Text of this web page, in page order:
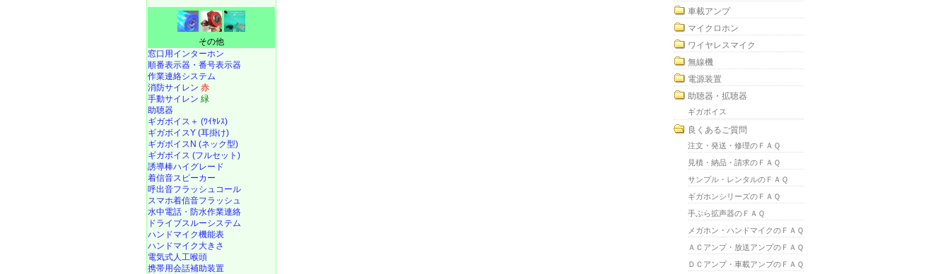
その他
窓口用インターホン
順番表示器・番号表示器
作業連絡システム
消防サイレン 赤
手動サイレン 緑
助聴器
ギガボイス＋ (ﾜｲﾔﾚｽ)
ギガボイスY (耳掛け)
ギガボイスN (ネック型)
ギガボイス (フルセット)
誘導棒ハイグレード
着信音スピーカー
呼出音フラッシュコール
スマホ着信音フラッシュ
水中電話 ・ 防水作業連絡
ドライブスルーシステム
ハンドマイク機能表
ハンドマイク大きさ
電気式人工喉頭
携帯用会話補助装置
車載アンプ
マイクロホン
ワイヤレスマイク
無線機
電源装置
助聴器・拡聴器
ギガボイス
良くあるご質問
注文・発送・修理のＦＡＱ
見積・納品・請求のＦＡＱ
サンプル・レンタルのＦＡＱ
ギガホンシリーズのＦＡＱ
手ぶら拡声器のＦＡＱ
メガホン・ハンドマイクのＦＡＱ
ＡＣアンプ・放送アンプのＦＡＱ
ＤＣアンプ・車載アンプのＦＡＱ